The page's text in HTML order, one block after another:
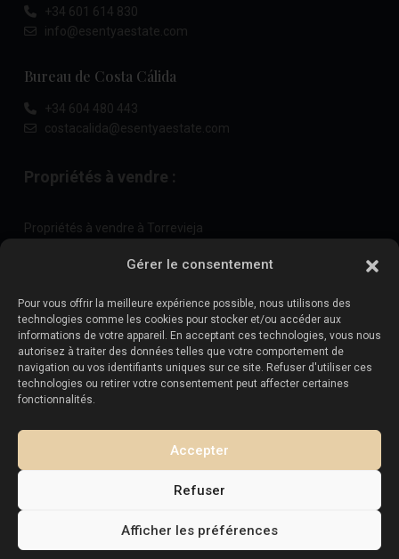
Gérer le consentement
Pour vous offrir la meilleure expérience possible, nous utilisons des
technologies comme les cookies pour stocker et/ou accéder aux
informations de votre appareil. En acceptant ces technologies, vous nous
autorisez à traiter des données telles que votre comportement de
navigation ou vos identifiants uniques sur ce site. Refuser d'utiliser ces
technologies ou retirer votre consentement peut affecter certaines
fonctionnalités.
Accepter
Refuser
Afficher les préférences
+34 601 614 830
info@esentyaestate.com
Bureau de Costa Cálida
+34 604 480 443
costacalida@esentyaestate.com
Propriétés à vendre :
Propriétés à vendre à Torrevieja
Vendez votre propriété:
Vendre une propriété à La Mata